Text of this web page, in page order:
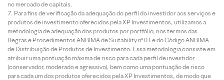
no mercado de capitais.
Para fins de verificação da adequação do perfil do investidor aos serviços e
produtos de investimento oferecidos pela XP Investimentos, utilizamos a
metodologia de adequação dos produtos por portfólio, nos termos das
Regras e Procedimentos ANBIMA de Suitability nº 01 e do Código ANBIMA
de Distribuição de Produtos de Investimento. Essa metodologia consiste em
atribuir uma pontuação máxima de risco para cada perfil de investidor
(conservador, moderado e agressivo), bem como uma pontuação de risco
para cada um dos produtos oferecidos pela XP Investimentos, de modo que